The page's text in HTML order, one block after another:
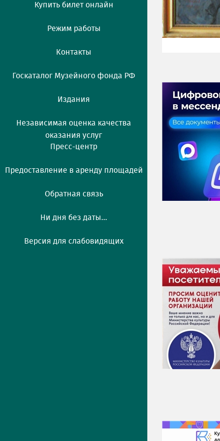
Купить билет онлайн
Режим работы
Контакты
Госкаталог Музейного фонда РФ
Издания
Независимая оценка качества
оказания услуг
Пресс-центр
Предоставление в аренду площадей
Обратная связь
Ни дня без даты...
Версия для слабовидящих